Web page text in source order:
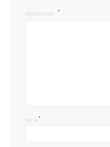
КОМЕНТАР
ІМ'Я *